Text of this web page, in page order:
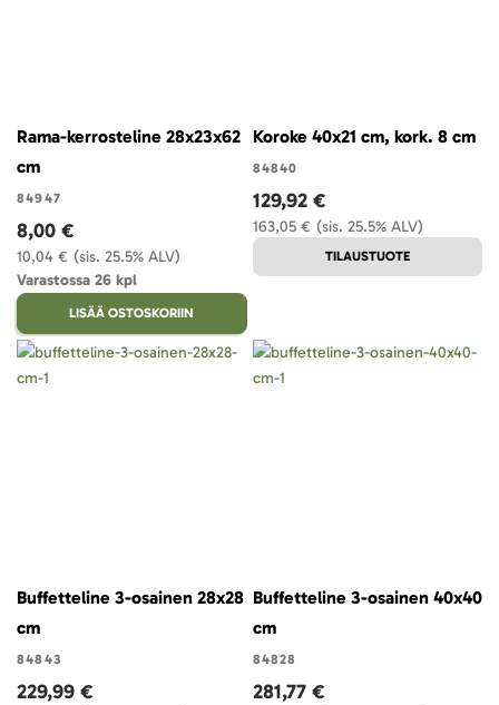
Rama-kerrosteline 28x23x62
cm
84947
(sis. 25.5% ALV)
10,04 €
8,00 €
Varastossa 26 kpl
LISÄÄ OSTOSKORIIN
Koroke 40x21 cm, kork. 8 cm
84840
(sis. 25.5% ALV)
163,05 €
129,92 €
TILAUSTUOTE
Buffetteline 3-osainen 28x28
cm
84843
229,99 €
Buffetteline 3-osainen 40x40
cm
84828
281,77 €